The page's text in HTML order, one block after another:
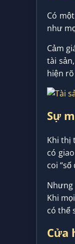
Có
như
Cảm
tài
hiện
Sự
Khi thị
có
coi
Khi
có thể
Cửa